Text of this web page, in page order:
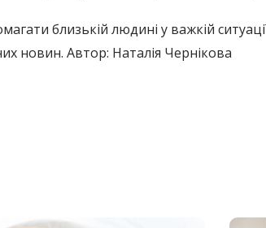
близькій людині у важкій
новин. Автор: Наталія Чернікова